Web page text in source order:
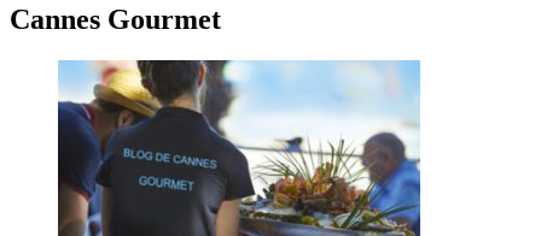
Cannes Gourmet